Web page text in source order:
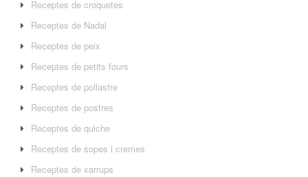
Receptes de croquetes
Receptes de Nadal
Receptes de peix
Receptes de petits fours
Receptes de pollastre
Receptes de postres
Receptes de quiche
Receptes de sopes i cremes
Receptes de xarrups